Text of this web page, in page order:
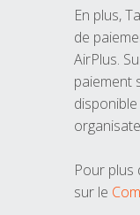
En plus,
de
AirPlus.
paiement
Pour plus
sur le